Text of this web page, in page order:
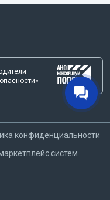
конфиденциальности
систем